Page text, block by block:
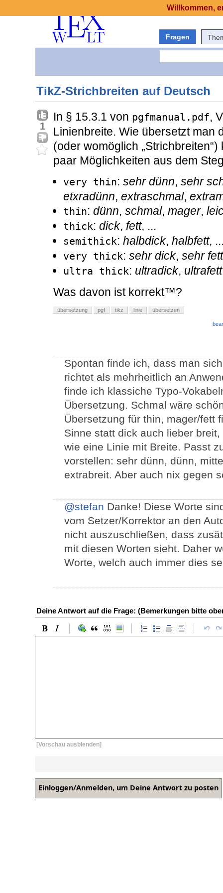
Fragen
TikZ-Strichbreiten auf Deutsch
1
In § 15.3.1 von pgfmanual.pdf,
Linienbreite. Wie übersetzt man
(oder womöglich
paar Möglichkeiten aus dem
very thin: sehr dünn, sehr
etxradünn, extraschmal,
thin: dünn, schmal, mager,
thick: dick, fett, ...
semithick: halbdick, halbfett,
very thick: sehr dick, sehr fett
ultra thick: ultradick, ultrafett
Was davon ist korrekt™?
übersetzung pgf tikz linie übersetzen
Spontan finde ich, dass man
richtet als mehrheitlich an
finde ich klassiche Typo-
Übersetzung. Schmal wäre
Übersetzung für thin, mager/fett
Sinne statt dick auch lieber
wie eine Linie mit Breite. Passt
vorstellen: sehr dünn, dünn,
extrabreit. Aber auch nix gegen
@stefan Danke! Diese Worte
vom Setzer/Korrektor an den
nicht auszuschließen, dass
mit diesen Worten sieht. Daher
Worte, welch auch immer dies
Deine Antwort auf die Frage: (Bemerkungen bitte
[Vorschau ausblenden]
Willkommen,